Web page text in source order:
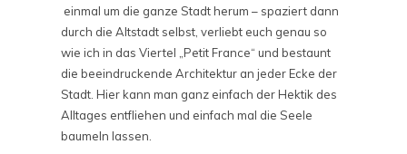
einmal um die ganze Stadt herum – spaziert dann
durch die Altstadt selbst, verliebt euch genau so
wie ich in das Viertel „Petit France“ und bestaunt
die beeindruckende Architektur an jeder Ecke der
Stadt. Hier kann man ganz einfach der Hektik des
Alltages entfliehen und einfach mal die Seele
baumeln lassen.